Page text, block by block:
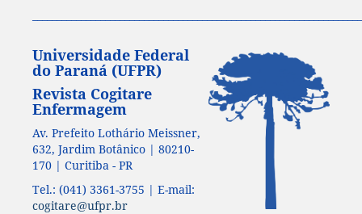
Universidade Federal
do Paraná (UFPR)
Revista Cogitare
Enfermagem
Av. Prefeito Lothário Meissner,
632, Jardim Botânico | 80210-
170 | Curitiba - PR
Tel.: (041) 3361-3755 | E-mail:
cogitare@ufpr.br